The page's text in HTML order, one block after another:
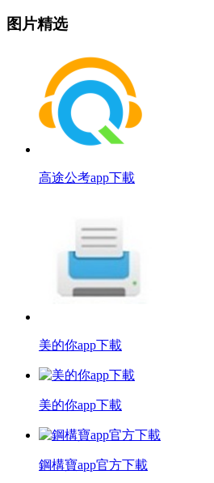
图片精选
高途公考app下載
美的你app下載
美的你app下載
鋼構寶app官方下載